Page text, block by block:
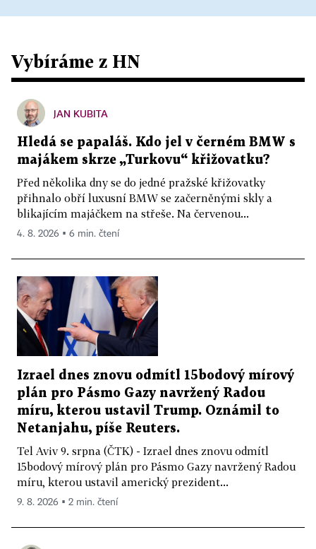
Vybíráme z HN
JAN KUBITA
Hledá se papaláš. Kdo jel v černém BMW s
majákem skrze „Turkovu“ křižovatku?
Před několika dny se do jedné pražské křižovatky
přihnalo obří luxusní BMW se začerněnými skly a
blikajícím majáčkem na střeše. Na červenou...
4. 8. 2026 ▪ 6 min. čtení
Izrael dnes znovu odmítl 15bodový mírový
plán pro Pásmo Gazy navržený Radou
míru, kterou ustavil Trump. Oznámil to
Netanjahu, píše Reuters.
Tel Aviv 9. srpna (ČTK) - Izrael dnes znovu odmítl
15bodový mírový plán pro Pásmo Gazy navržený Radou
míru, kterou ustavil americký prezident...
9. 8. 2026 ▪ 2 min. čtení